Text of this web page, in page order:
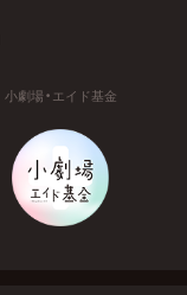
小劇場・エイド基金